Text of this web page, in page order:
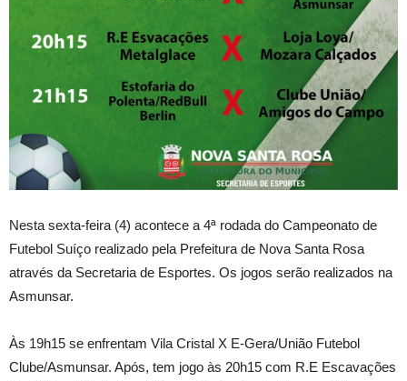
Nesta sexta-feira (4) acontece a 4ª rodada do Campeonato de
Futebol Suíço realizado pela Prefeitura de Nova Santa Rosa
através da Secretaria de Esportes. Os jogos serão realizados na
Asmunsar.
Às 19h15 se enfrentam Vila Cristal X E-Gera/União Futebol
Clube/Asmunsar. Após, tem jogo às 20h15 com R.E Escavações